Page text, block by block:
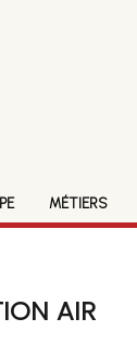
MÉTIERS
AIR